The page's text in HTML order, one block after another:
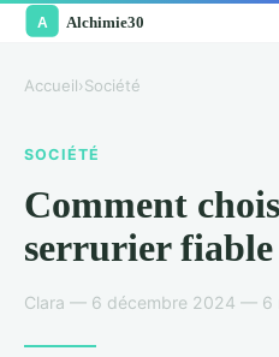
Accueil›Société
SOCIÉTÉ
Comment
serrurier fiable
Clara — 6 décembre 2024 — 6